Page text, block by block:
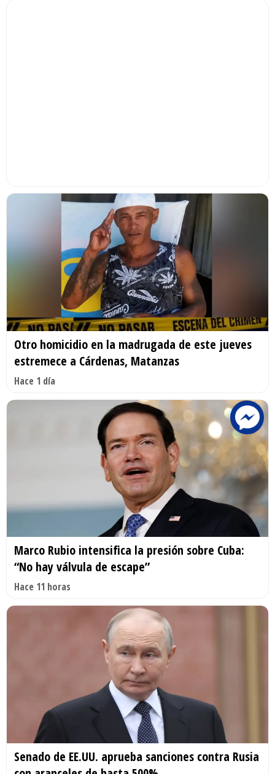
Otro homicidio en la madrugada de este jueves
estremece a Cárdenas, Matanzas
Hace 1 día
Marco Rubio intensifica la presión sobre Cuba:
“No hay válvula de escape”
Hace 11 horas
Senado de EE.UU. aprueba sanciones contra Rusia